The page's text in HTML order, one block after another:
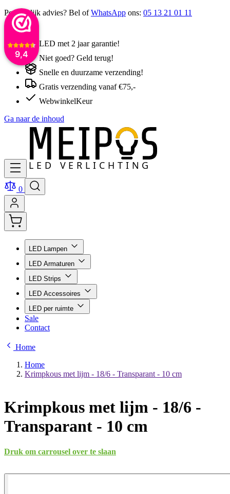
9,4
Persoonlijk advies? Bel ofWhatsApp ons: 05 13 21 01 11
LED met 2 jaar garantie!
Niet goed? Geld terug!
Snelle en duurzame verzending!
Gratis verzending vanaf €75,-
WebwinkelKeur
Ga naar de inhoud
0
LED Lampen
LED Armaturen
LED Strips
LED Accessoires
LED per ruimte
Sale
Contact
Home
Home
Krimpkous met lijm - 18/6 - Transparant - 10 cm
Krimpkous met lijm - 18/6 -
Transparant - 10 cm
Druk om carrousel over te slaan